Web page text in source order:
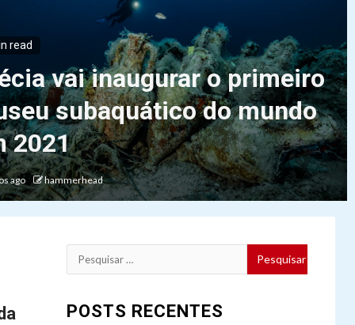
read
vai inaugurar o primeiro
subaquático do mundo
2021
ago hammerhead
Pesquisar
por:
POSTS RECENTES